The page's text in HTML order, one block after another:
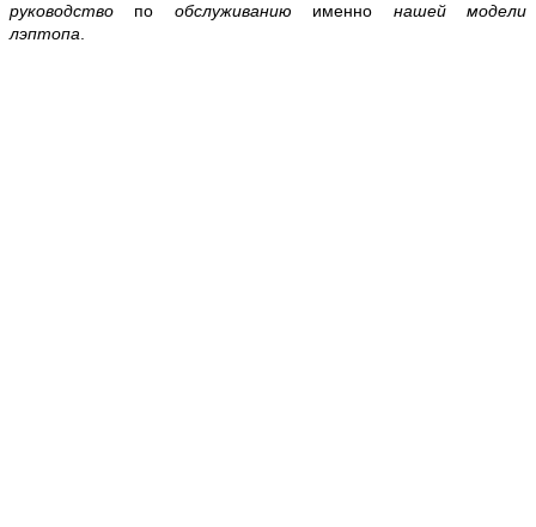
руководство по обслуживанию именно нашей модели
лэптопа.